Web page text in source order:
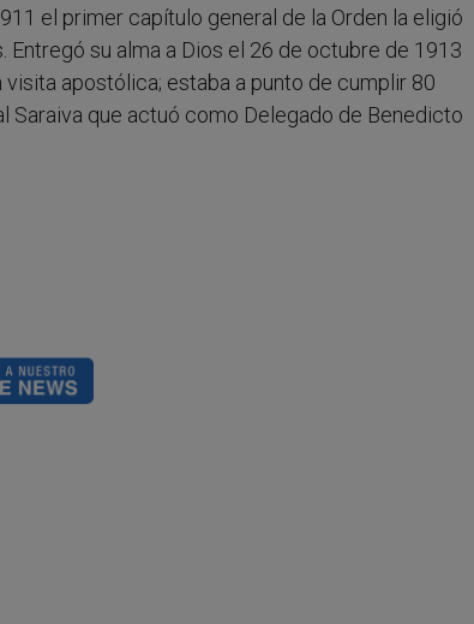
el primer capítulo general de la Orden la eligió
Entregó su alma a Dios el 26 de octubre de 1913
apostólica; estaba a punto de cumplir 80
Saraiva que actuó como Delegado de Benedicto